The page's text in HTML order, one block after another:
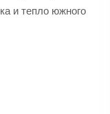
и тепло южного